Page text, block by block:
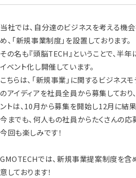
当社では、自分達のビジネスを考える機
め、「新規事業制度」を設置しております。
その名も『頭脳TECH』ということで、半
イベント化し開催しています。
こちらは、「新規事業」に関するビジネス
のアイディアを社員全員から募集してお
ントは、10月から募集を開始し12月に結果
今までも、何人もの社員からたくさんの応
今回も楽しみです！
GMOTECHでは、新規事業提案制度を含
意しております！